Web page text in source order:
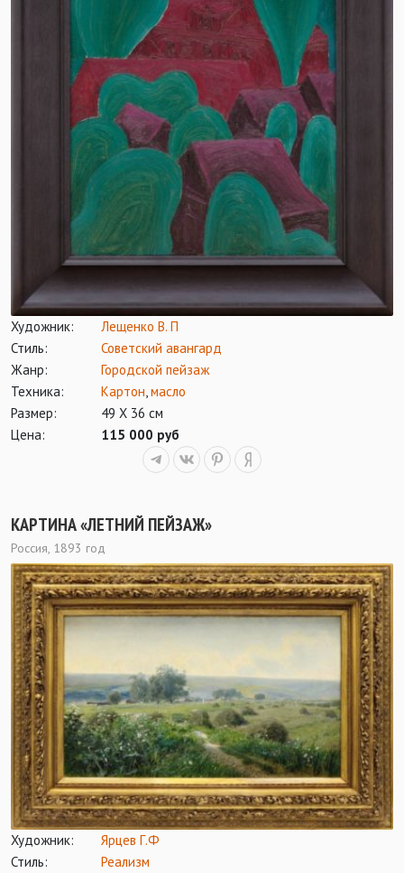
Художник:
Лещенко В. П
Стиль:
Советский авангард
Жанр:
Городской пейзаж
Техника:
Картон,масло
Размер:
49 Х 36 см
Цена:
115 000 руб
КАРТИНА «ЛЕТНИЙ ПЕЙЗАЖ»
Россия, 1893 год
Художник:
Ярцев Г.Ф
Стиль:
Реализм